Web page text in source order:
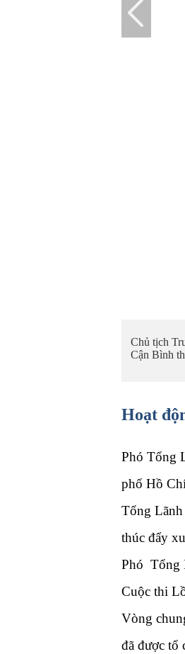
Chủ tịch
Cận Bình
Hội nghị
trị Trí tuệ
Hoạt
Phó Tổng
phố Hồ
Tổng
thúc đẩy
Phó Tổng
Cuộc thi
Vòng
đã được tổ